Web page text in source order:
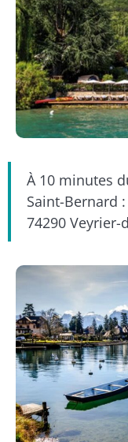
À 10 minutes
Saint-Bernard
74290 Veyrier-